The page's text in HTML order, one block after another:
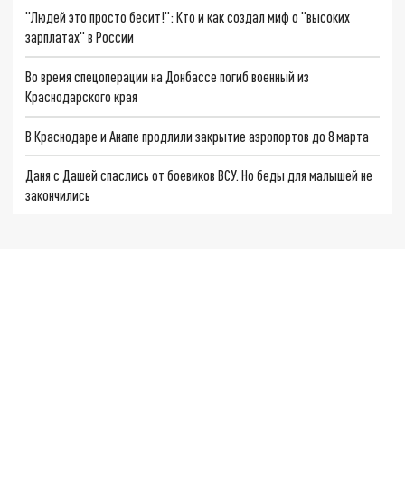
"Людей это просто бесит!": Кто и как создал миф о "высоких
зарплатах" в России
Во время спецоперации на Донбассе погиб военный из
Краснодарского края
В Краснодаре и Анапе продлили закрытие аэропортов до 8 марта
Даня с Дашей спаслись от боевиков ВСУ. Но беды для малышей не
закончились